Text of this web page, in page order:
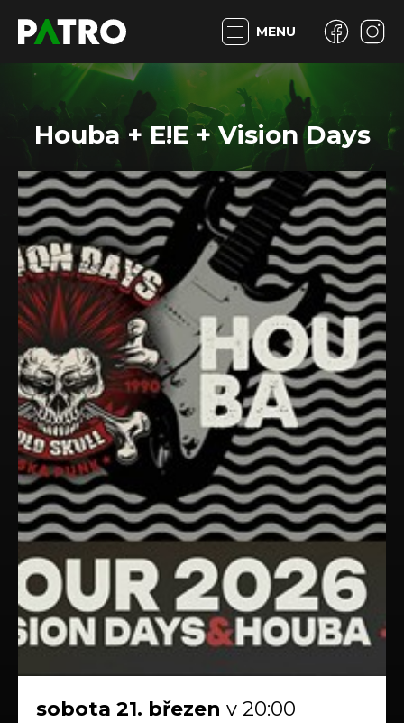
MENU
Houba + E!E + Vision Days
sobota 21. březen v 20:00